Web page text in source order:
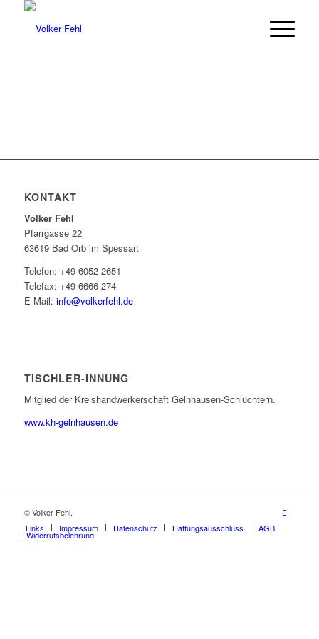
KONTAKT
Volker Fehl
Pfarrgasse 22
63619 Bad Orb im Spessart
Telefon: +49 6052 2651
Telefax: +49 6666 274
E-Mail: info@volkerfehl.de
TISCHLER-INNUNG
Mitglied der Kreishandwerkerschaft Gelnhausen-Schlüchtern.
www.kh-gelnhausen.de
© Volker Fehl.
Links
Impressum Datenschutz Haftungsausschluss AGB
Widerrufsbelehrung